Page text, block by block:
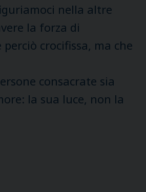
nella altre
la forza di
crocifissa, ma che
consacrate sia
la sua luce, non la